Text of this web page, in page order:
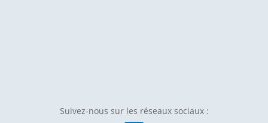
Suivez-nous sur les réseaux sociaux :